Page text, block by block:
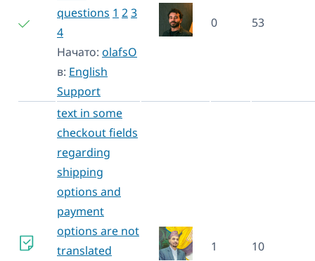
questions 1 23
4
Начато: olafsO
в: English
Support
0 53
text in some
checkout fields
regarding
shipping
options and
payment
options are not
translated
1 10